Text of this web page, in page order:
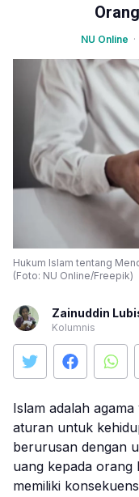
NU Online
Hukum Islam tentang
(Foto: NU Online/Freepik)
Zainuddin
Kolumnis
Islam adalah agama
aturan untuk
berurusan dengan
uang kepada orang
memiliki